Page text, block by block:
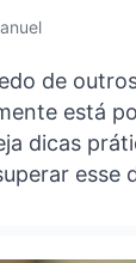
de
está
dicas
esse